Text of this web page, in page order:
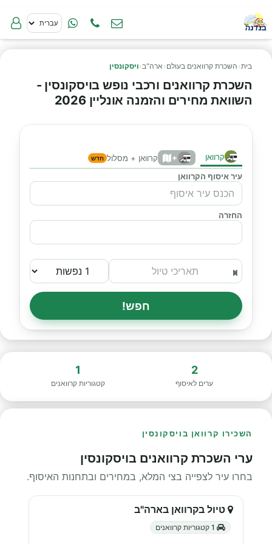
בית› השכרת קרוואנים בעולם › ארה"ב›ויסקונסין
השכרת קרוואנים ורכבי נופש בויסקונסין -
השוואת מחירים והזמנה אונליין 2026
קרוואן + קרוואן + מסלול חדש
עיר איסוף הקרוואן
החזרה
חפש!
2
ערים לאיסוף
1
קטגוריות קרוואנים
השכירו קרוואן בויסקונסין
ערי השכרת קרוואנים בויסקונסין
בחרו עיר לצפייה בצי המלא, במחירים ובתחנות האיסוף.
טיול בקרוואן בארה"ב